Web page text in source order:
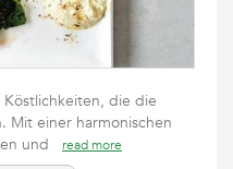
die die
Mit einer harmonischen
und
read more